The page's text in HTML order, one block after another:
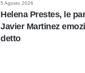
5 Agosto 2026
Helena Prestes, le
Javier Martinez
detto